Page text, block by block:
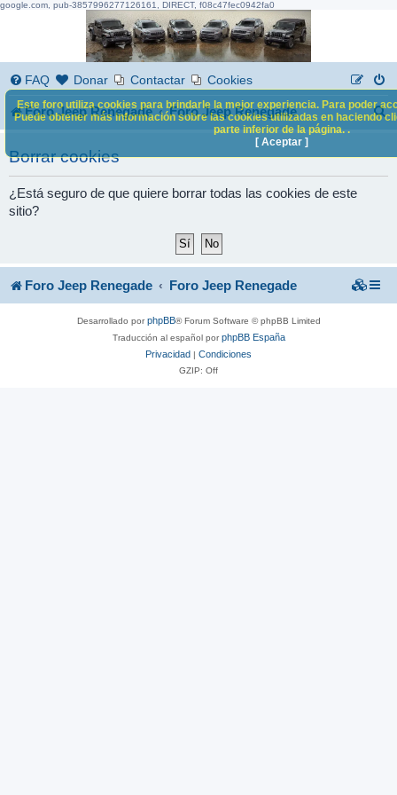
google.com, pub-3857996277126161, DIRECT, f08c47fec0942fa0
FAQ Donar Contactar Cookies
Foro Jeep Renegade Foro Jeep Renegade
B
s
Borrar cookies
¿Está seguro de que quiere borrar todas las cookies de este
sitio?
Este foro utiliza cookies para brindarle la mejor experiencia. Para poder
Puede obtener más información sobre las cookies utilizadas en haciendo
parte inferior de la página. .
[ Aceptar ]
Foro Jeep Renegade Foro Jeep Renegade
Desarrollado porphpBB® Forum Software © phpBB Limited
Traducción al español porphpBB España
Privacidad | Condiciones
GZIP: Off